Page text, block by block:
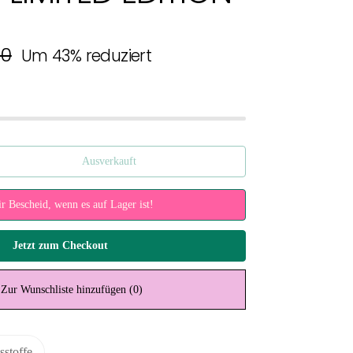
Preis
Um 43% reduziert
Ausverkauft
Bescheid, wenn es auf Lager ist!
Jetzt zum Checkout
Zur Wunschliste hinzufügen (0)